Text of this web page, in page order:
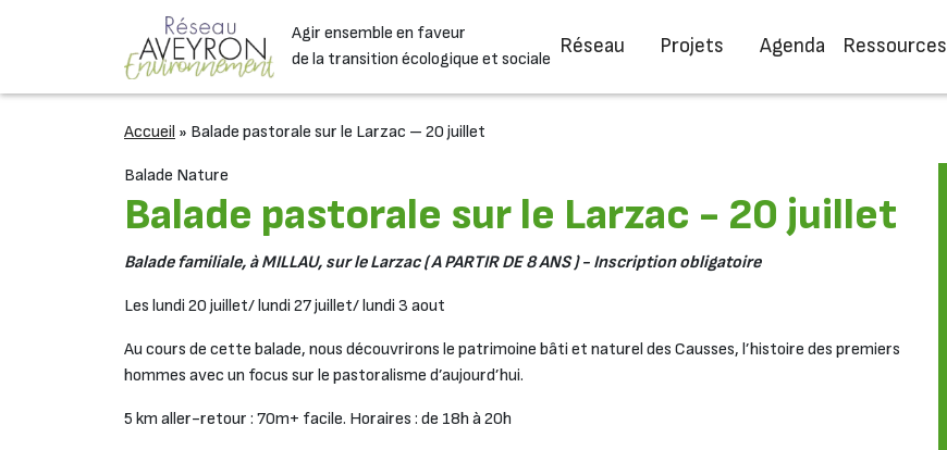
Navigation principale
Agir ensemble en faveur
de la transition écologique et sociale
Réseau Projets Agenda Ressources
Accueil » Balade pastorale sur le Larzac – 20 juillet
Balade Nature
Balade pastorale sur le Larzac - 20 juillet
Balade familiale, à MILLAU, sur le Larzac ( A PARTIR DE 8 ANS ) - Inscription obligatoire
Les lundi 20 juillet/ lundi 27 juillet/ lundi 3 aout
Au cours de cette balade, nous découvrirons le patrimoine bâti et naturel des Causses, l’histoire des premiers
hommes avec un focus sur le pastoralisme d’aujourd’hui.
5 km aller-retour : 70m+ facile. Horaires : de 18h à 20h